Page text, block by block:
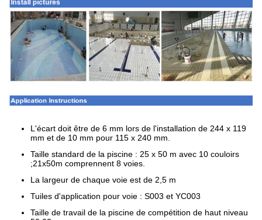
L'écart doit être de 6 mm lors de l'installation de 244 x 119
mm et de 10 mm pour 115 x 240 mm.
Taille standard de la piscine : 25 x 50 m avec 10 couloirs
;21x50m comprennent 8 voies.
La largeur de chaque voie est de 2,5 m
Tuiles d'application pour voie : S003 et YC003
Taille de travail de la piscine de compétition de haut niveau